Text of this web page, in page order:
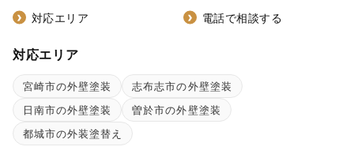
対応エリア 電話で相談する
対応エリア
宮崎市の外壁塗装
志布志市の外壁塗装
日南市の外壁塗装
曽於市の外壁塗装
都城市の外装塗替え